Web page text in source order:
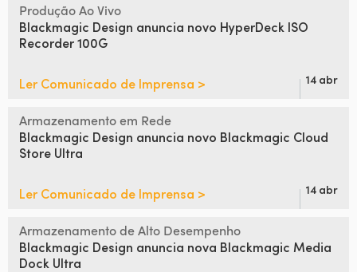
Produção Ao Vivo
Blackmagic Design anuncia novo HyperDeck ISO
Recorder 100G
Ler Comunicado de Imprensa > 14 abr
Armazenamento em Rede
Blackmagic Design anuncia novo Blackmagic Cloud
Store Ultra
Ler Comunicado de Imprensa > 14 abr
Armazenamento de Alto Desempenho
Blackmagic Design anuncia nova Blackmagic Media
Dock Ultra